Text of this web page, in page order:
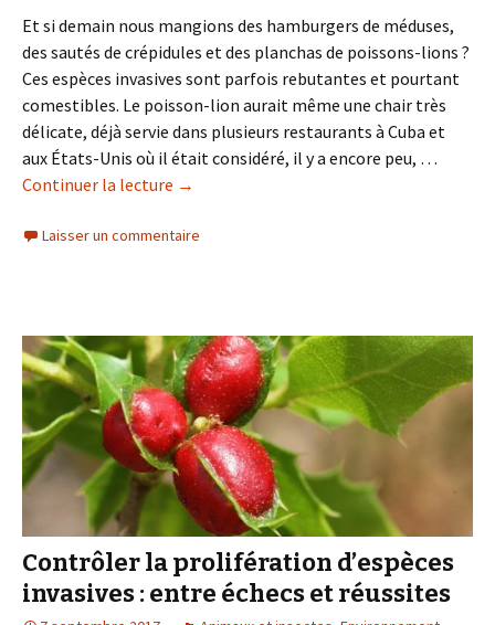
Et si demain nous mangions des hamburgers de méduses,
des sautés de crépidules et des planchas de poissons-lions ?
Ces espèces invasives sont parfois rebutantes et pourtant
comestibles. Le poisson-lion aurait même une chair très
délicate, déjà servie dans plusieurs restaurants à Cuba et
aux États-Unis où il était considéré, il y a encore peu, …
Continuer la lecture de
une
produits
de
la
mer
?
→
Laisser un commentaire
Contrôler la prolifération d’espèces
invasives : entre échecs et réussites